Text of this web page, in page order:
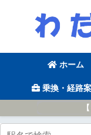
ホーム
乗換・経路